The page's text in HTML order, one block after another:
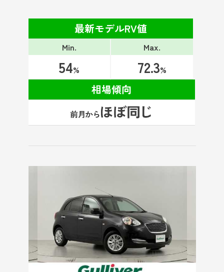
最新モデルRV値
Min.
54%
Max.
72.3%
相場傾向